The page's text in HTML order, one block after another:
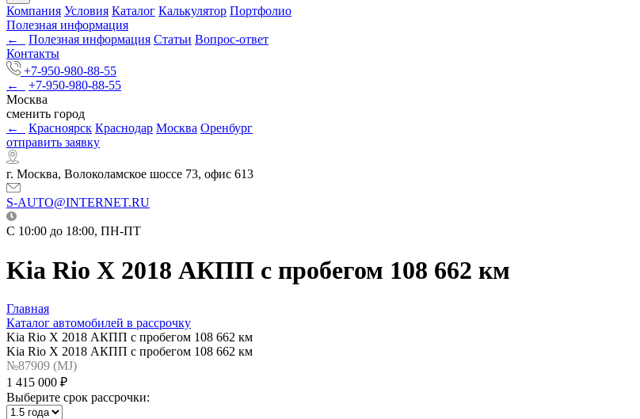
Компания Условия Каталог Калькулятор Портфолио
Полезная информация
←
Полезная информация Статьи Вопрос-ответ
Контакты
+7-950-980-88-55
←
+7-950-980-88-55
Москва
сменить город
←
Красноярск Краснодар Москва Оренбург
отправить заявку
г. Москва, Волоколамское шоссе 73, офис 613
S-AUTO@INTERNET.RU
C 10:00 до 18:00, ПН-ПТ
Kia Rio X 2018 АКПП с пробегом 108 662 км
Главная
Каталог автомобилей в рассрочку
Kia Rio X 2018 АКПП с пробегом 108 662 км
Kia Rio X 2018 АКПП с пробегом 108 662 км
№87909 (МJ)
1 415 000 ₽
Выберите срок рассрочки: